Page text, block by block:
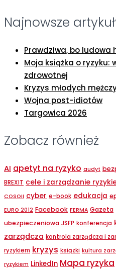
Najnowsze
Prawdziwa, bo ludowa
Moja książka o ryzyku:
zdrowotnej
Kryzys młodych
Wojna post-idiotów
Targowica 2026
Zobacz również
AI apetyt na ryzyko audyt
BREXIT cele i zarządzanie
COSOII cyber e-book edukacja
EURO 2012 Facebook FERMA Gazeta
ubezpieczeniowa JSFP konferencja
zarządcza kontrola zarządcza i
ryzykiem kryzys ksiązki kultura
ryzykiem LinkedIn Mapa ryzyka